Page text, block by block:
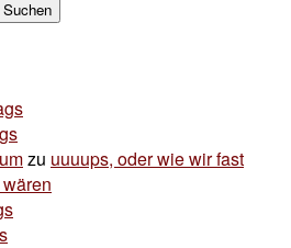
zu uuuups, oder wie wir fast